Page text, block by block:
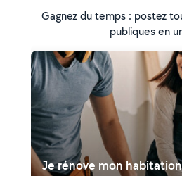
Gagnez du temps : postez
publiques en
Je rénove mon habitation